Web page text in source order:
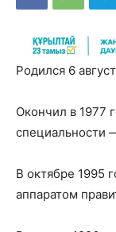
Родился 6
Окончил в 1977
специальности
В октябре 1995
аппаратом